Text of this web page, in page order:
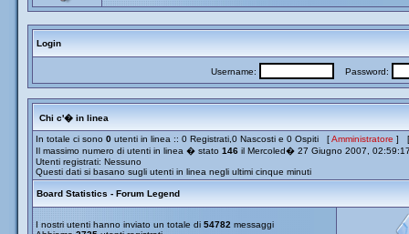
Login
Username: Password:
Chi c'� in linea
In totale ci sono 0 utenti in linea :: 0 Registrati,0 Nascosti e 0 Ospiti [Amministratore ]
Il massimo numero di utenti in linea � stato 146 il Mercoled� 27 Giugno 2007,
Utenti registrati: Nessuno
Questi dati si basano sugli utenti in linea negli ultimi cinque minuti
Board Statistics - Forum Legend
I nostri utenti hanno inviato un totale di 54782 messaggi